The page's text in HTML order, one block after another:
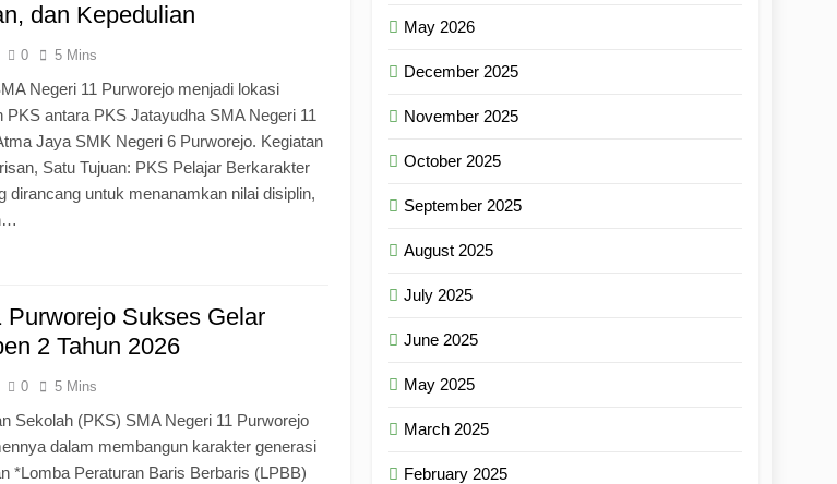
dan Kepedulian
0 5 Mins
Negeri 11 Purworejo menjadi lokasi
PKS antara PKS Jatayudha SMA Negeri 11
Jaya SMK Negeri 6 Purworejo. Kegiatan
Satu Tujuan: PKS Pelajar Berkarakter
dirancang untuk menanamkan nilai disiplin,
Purworejo Sukses Gelar
2 Tahun 2026
0 5 Mins
Sekolah (PKS) SMA Negeri 11 Purworejo
dalam membangun karakter generasi
*Lomba Peraturan Baris Berbaris (LPBB)
May 2026
December 2025
November 2025
October 2025
September 2025
August 2025
July 2025
June 2025
May 2025
March 2025
February 2025